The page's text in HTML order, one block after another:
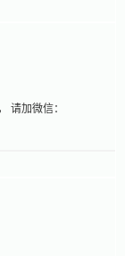
请加微信：